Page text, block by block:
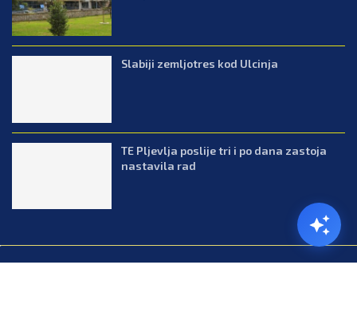
Slabiji zemljotres kod Ulcinja
TE Pljevlja poslije tri i po dana zastoja
nastavila rad